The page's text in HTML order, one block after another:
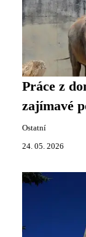
Práce z
zajímavé
Ostatní
24. 05. 2026